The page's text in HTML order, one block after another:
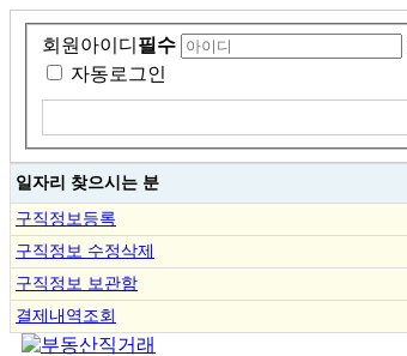
회원아이디 필수
자동로그인
일자리 찾으시는 분
구직정보등록
구직정보 수정삭제
구직정보 보관함
결제내역조회